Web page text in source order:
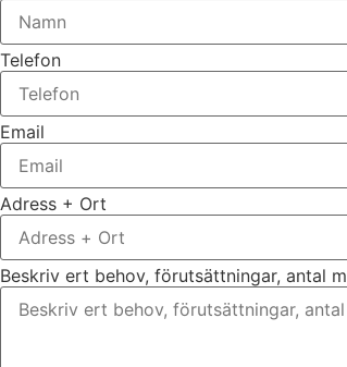
Telefon
Email
Adress + Ort
Beskriv ert behov, förutsättningar, antal